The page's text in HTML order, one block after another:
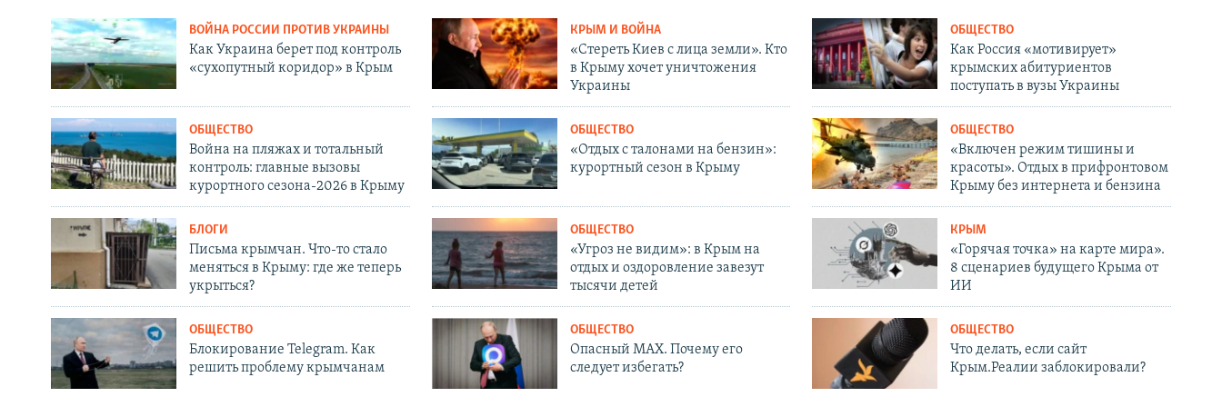
ВОЙНА РОССИИ ПРОТИВ УКРАИНЫ
Как Украина берет под контроль
«сухопутный коридор» в Крым
КРЫМ И ВОЙНА
«Стереть Киев с лица земли». Кто
в Крыму хочет уничтожения
Украины
ОБЩЕСТВО
Как Россия «мотивирует»
крымских абитуриентов
поступать в вузы Украины
ОБЩЕСТВО
Война на пляжах и тотальный
контроль: главные вызовы
курортного сезона-2026 в Крыму
ОБЩЕСТВО
«Отдых с талонами на бензин»:
курортный сезон в Крыму
ОБЩЕСТВО
«Включен режим тишины и
красоты». Отдых в прифронтовом
Крыму без интернета и бензина
БЛОГИ
Письма крымчан. Что-то стало
меняться в Крыму: где же теперь
укрыться?
ОБЩЕСТВО
«Угроз не видим»: в Крым на
отдых и оздоровление завезут
тысячи детей
КРЫМ
«Горячая точка» на карте мира».
8 сценариев будущего Крыма от
ИИ
ОБЩЕСТВО
Блокирование Telegram. Как
решить проблему крымчанам
ОБЩЕСТВО
Опасный MAX. Почему его
следует избегать?
ОБЩЕСТВО
Что делать, если сайт
Крым.Реалии заблокировали?